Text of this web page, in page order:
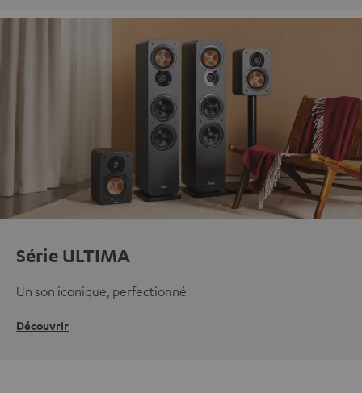
Série ULTIMA
Un son iconique, perfectionné
Découvrir